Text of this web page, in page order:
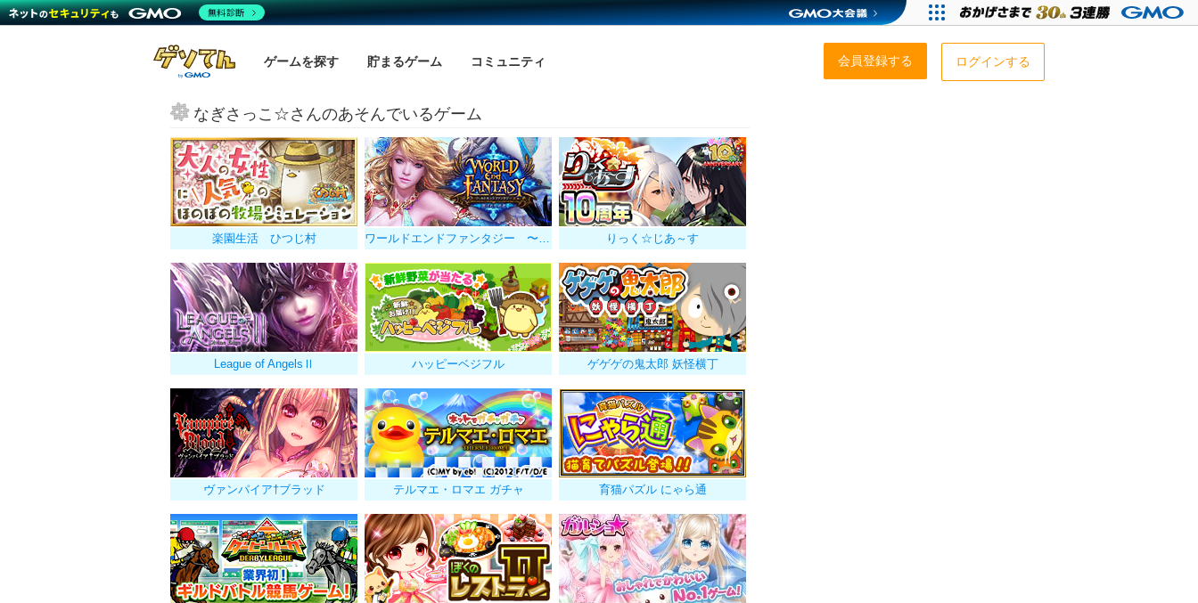
ゲームを探す 貯まるゲーム コミュニティ 会員登録する ログインする
なぎさっこ☆さんのあそんでいるゲーム
楽園生活 ひつじ村 ワールドエンドファンタジー 〜選ばれし勇者 りっく☆じあ～す
League of AngelsⅡ ハッピーベジフル ゲゲゲの鬼太郎 妖怪横丁
ヴァンパイア†ブラッド テルマエ・ロマエ ガチャ 育猫パズル にゃら通
無料診断